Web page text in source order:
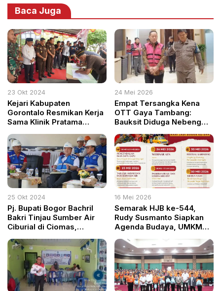
Baca Juga
23 Okt 2024
Kejari Kabupaten
Gorontalo Resmikan Kerja
Sama Klinik Pratama
Kesehatan
24 Mei 2026
Empat Tersangka Kena
OTT Gaya Tambang:
Bauksit Diduga Nebeng
25 Okt 2024
Pj. Bupati Bogor Bachril
Bakri Tinjau Sumber Air
Ciburial di Ciomas,
Bersih Terjaga
16 Mei 2026
Semarak HJB ke-544,
Rudy Susmanto Siapkan
Agenda Budaya, UMKM
100 Jam